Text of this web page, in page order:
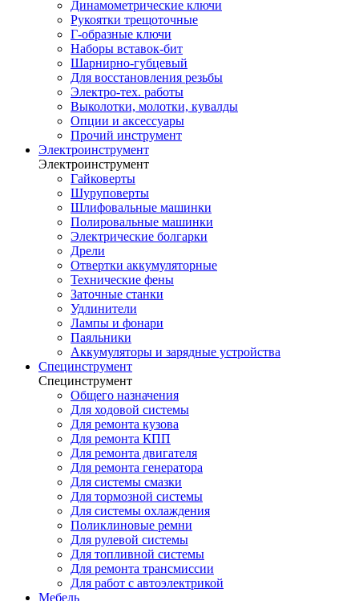
Динамометрические ключи
Рукоятки трещоточные
Г-образные ключи
Наборы вставок-бит
Шарнирно-губцевый
Для восстановления резьбы
Электро-тех. работы
Выколотки, молотки, кувалды
Опции и аксессуары
Прочий инструмент
Электроинструмент
Электроинструмент
Гайковерты
Шуруповерты
Шлифовальные машинки
Полировальные машинки
Электрические болгарки
Дрели
Отвертки аккумуляторные
Технические фены
Заточные станки
Удлинители
Лампы и фонари
Паяльники
Аккумуляторы и зарядные устройства
Специнструмент
Специнструмент
Общего назначения
Для ходовой системы
Для ремонта кузова
Для ремонта КПП
Для ремонта двигателя
Для ремонта генератора
Для системы смазки
Для тормозной системы
Для системы охлаждения
Поликлиновые ремни
Для рулевой системы
Для топливной системы
Для ремонта трансмиссии
Для работ с автоэлектрикой
Мебель